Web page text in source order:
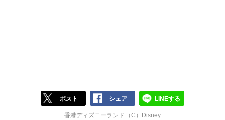
ポスト シェア LINEする
香港ディズニーランド（C）Disney